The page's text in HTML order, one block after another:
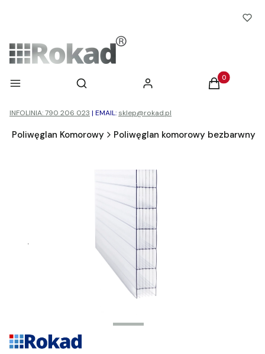
Menu Otwórz wyszukiwarkę
Szukaj Zaloguj się Produkty w
Koszyk
INFOLINIA: 790 206 023 | EMAIL: sklep@rokad.pl
Poliwęglan Komorowy Poliwęglan komorowy bezbarwny